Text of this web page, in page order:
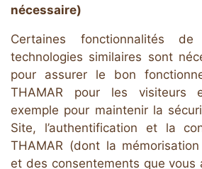
nécessaire)
Certaines fonctionnalités
technologies similaires sont
pour assurer le bon
THAMAR pour les visiteurs
exemple pour maintenir la
Site, l’authentification et la
THAMAR (dont la
et des consentements que vous